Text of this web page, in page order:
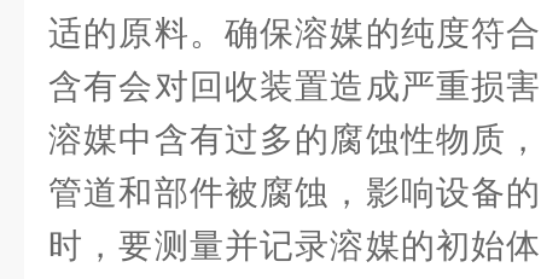
适的原料。确保溶媒的纯度符
含有会对回收装置造成严重损
溶媒中含有过多的腐蚀性物质
管道和部件被腐蚀，影响设备
时，要测量并记录溶媒的初始